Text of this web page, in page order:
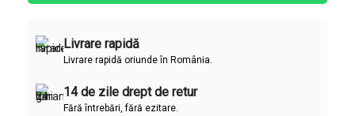
Livrare rapidă
Livrare rapidă oriunde în România.
14 de zile drept de retur
Fără întrebări, fără ezitare.